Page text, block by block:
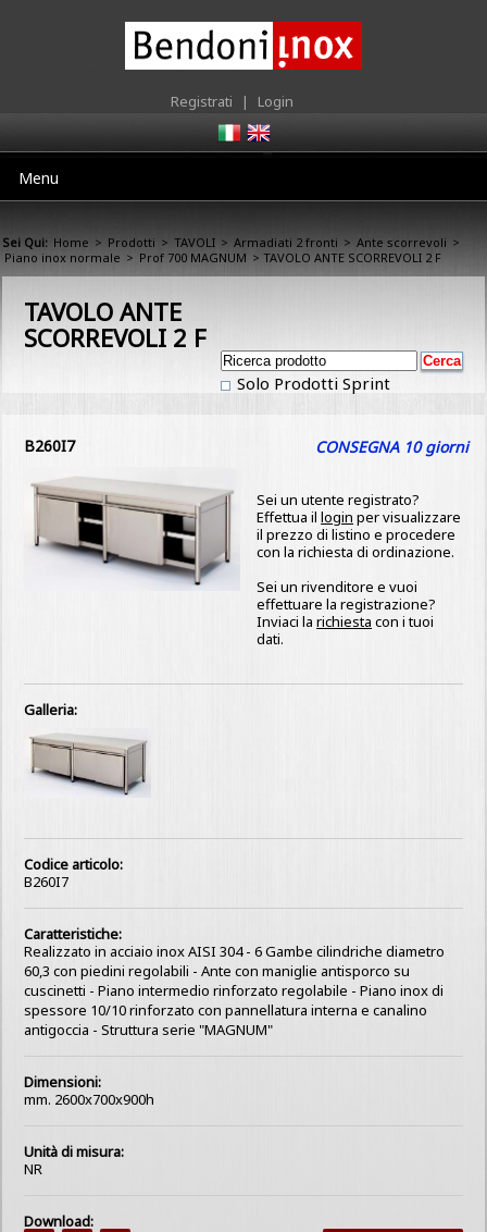
Registrati | Login
Menu
Sei Qui: Home > Prodotti > TAVOLI > Armadiati 2 fronti > Ante scorrevoli >
Piano inox normale > Prof 700 MAGNUM > TAVOLO ANTE SCORREVOLI 2 F
TAVOLO ANTE
SCORREVOLI 2 F
Solo Prodotti Sprint
B260I7
Sei un utente registrato?
Effettua illogin per visualizzare
il prezzo di listino e procedere
con la richiesta di ordinazione.
Sei un rivenditore e vuoi
effettuare la registrazione?
Inviaci larichiesta con i tuoi
dati.
CONSEGNA 10 giorni
Galleria:
Codice articolo:
B260I7
Caratteristiche:
Realizzato in acciaio inox AISI 304 - 6 Gambe cilindriche diametro
60,3 con piedini regolabili - Ante con maniglie antisporco su
cuscinetti - Piano intermedio rinforzato regolabile - Piano inox di
spessore 10/10 rinforzato con pannellatura interna e canalino
antigoccia - Struttura serie "MAGNUM"
Dimensioni:
mm. 2600x700x900h
Unità di misura:
NR
Download: